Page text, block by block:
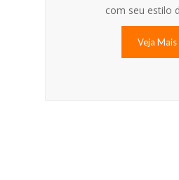
com seu estilo
Veja Mais